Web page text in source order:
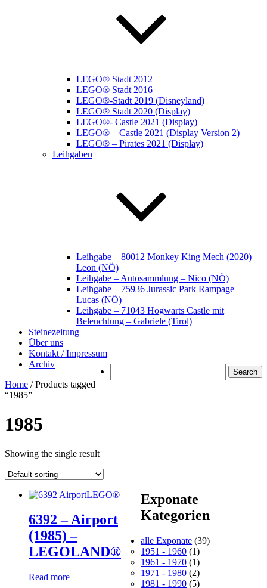
LEGO® Stadt 2012
LEGO® Stadt 2016
LEGO®-Stadt 2019 (Disneyland)
LEGO® Stadt 2020 (Display)
LEGO®- Castle 2021 (Display)
LEGO® – Castle 2021 (Display Version 2)
LEGO® – Pirates 2021 (Display)
Leihgaben
Leihgabe – 80012 Monkey King Mech (2020) –
Leon (NÖ)
Leihgabe – Autosammlung – Nico (NÖ)
Leihgabe – 75936 Jurassic Park Rampage –
Lucas (NÖ)
Leihgabe – 71043 Hogwarts Castle mit
Beleuchtung – Gabriele (Tirol)
Steinezeitung
Über uns
Kontakt / Impressum
Archiv
Home / Products tagged
“1985”
1985
Showing the single result
6392 – Airport
(1985) –
LEGOLAND®
Read more
Exponate
Kategorien
alle Exponate (39)
1951 - 1960 (1)
1961 - 1970 (1)
1971 - 1980 (2)
1981 - 1990 (5)